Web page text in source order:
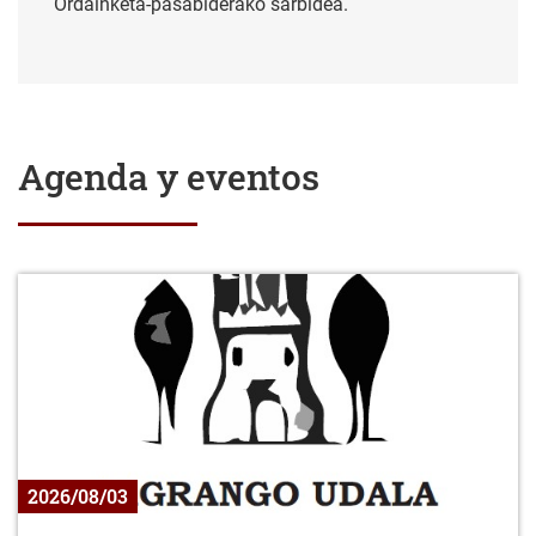
Ordainketa-pasabiderako sarbidea.
Agenda y eventos
2026/08/03